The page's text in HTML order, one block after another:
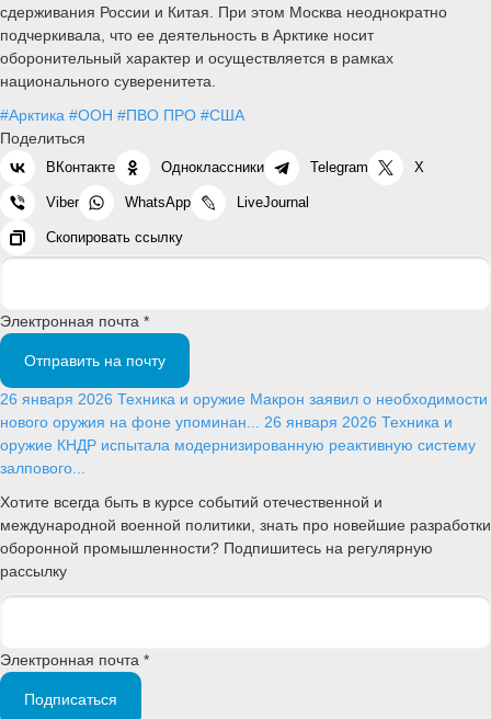
сдерживания России и Китая. При этом Москва неоднократно
подчеркивала, что ее деятельность в Арктике носит
оборонительный характер и осуществляется в рамках
национального суверенитета.
#Арктика #ООН #ПВО ПРО #США
Поделиться
ВКонтакте Одноклассники Telegram X
Viber WhatsApp LiveJournal
Скопировать ссылку
Электронная почта *
Отправить на почту
26 января 2026 Техника и оружие Макрон заявил о необходимости
нового оружия на фоне упоминан... 26 января 2026 Техника и
оружие КНДР испытала модернизированную реактивную систему
залпового...
Хотите всегда быть в курсе событий отечественной и
международной военной политики, знать про новейшие разработки
оборонной промышленности? Подпишитесь на регулярную
рассылку
Электронная почта *
Подписаться